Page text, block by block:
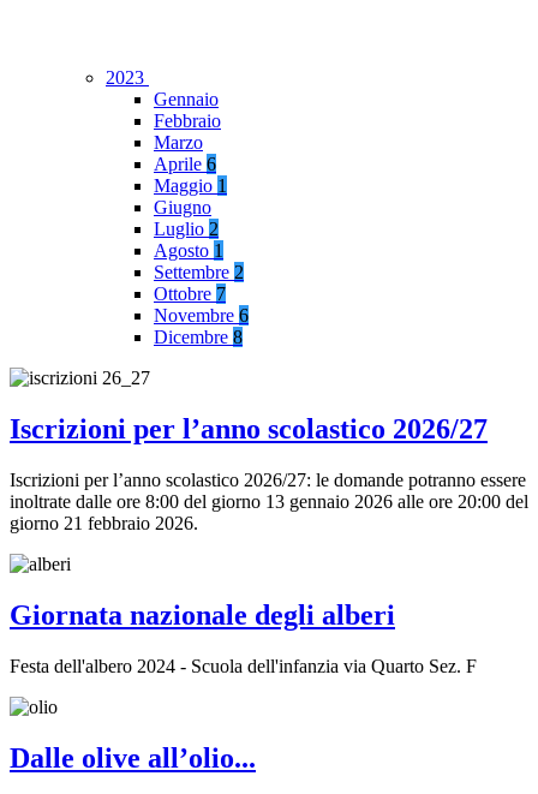
2023
Gennaio
Febbraio
Marzo
Aprile 6
Maggio 1
Giugno
Luglio 2
Agosto 1
Settembre 2
Ottobre 7
Novembre 6
Dicembre 8
Iscrizioni per l’anno scolastico 2026/27
Iscrizioni per l’anno scolastico 2026/27: le domande potranno essere
inoltrate dalle ore 8:00 del giorno 13 gennaio 2026 alle ore 20:00 del
giorno 21 febbraio 2026.
Giornata nazionale degli alberi
Festa dell'albero 2024 - Scuola dell'infanzia via Quarto Sez. F
Dalle olive all’olio...